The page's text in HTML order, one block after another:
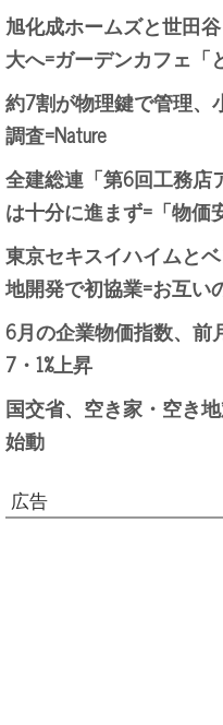
旭化成ホームズと世田
大へ=ガーデンカフェ「
約7割が物理鍵で管理、
調査=Nature
全建総連「第6回工務店
は十分に進まず=「物
東京セキスイハイムと
地開発で初協業=お互い
6月の企業物価指数、前
7・1%上昇
国交省、空き家・空き
始動
広告